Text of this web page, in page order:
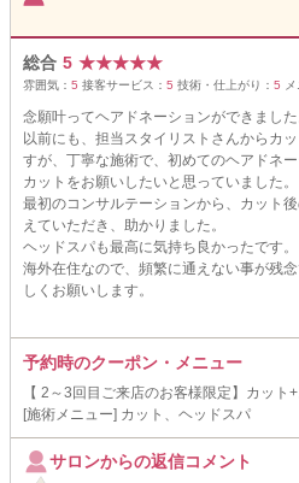
総合 5 ★★★★★
雰囲気： 5 接客サービス： 5 技術・仕上がり： 5
念願叶ってヘアドネーションができました
以前にも、担当スタイリストさんからカ
すが、丁寧な施術で、初めてのヘアドネ
カットをお願いしたいと思っていました
最初のコンサルテーションから、カット
えていただき、助かりました。
ヘッドスパも最高に気持ち良かったです。
海外在住なので、頻繁に通えない事が残
しくお願いします。
予約時のクーポン・メニュー
【 2～3回目ご来店のお客様限定】カッ
[施術メニュー] カット、ヘッドスパ
サロンからの返信コメント